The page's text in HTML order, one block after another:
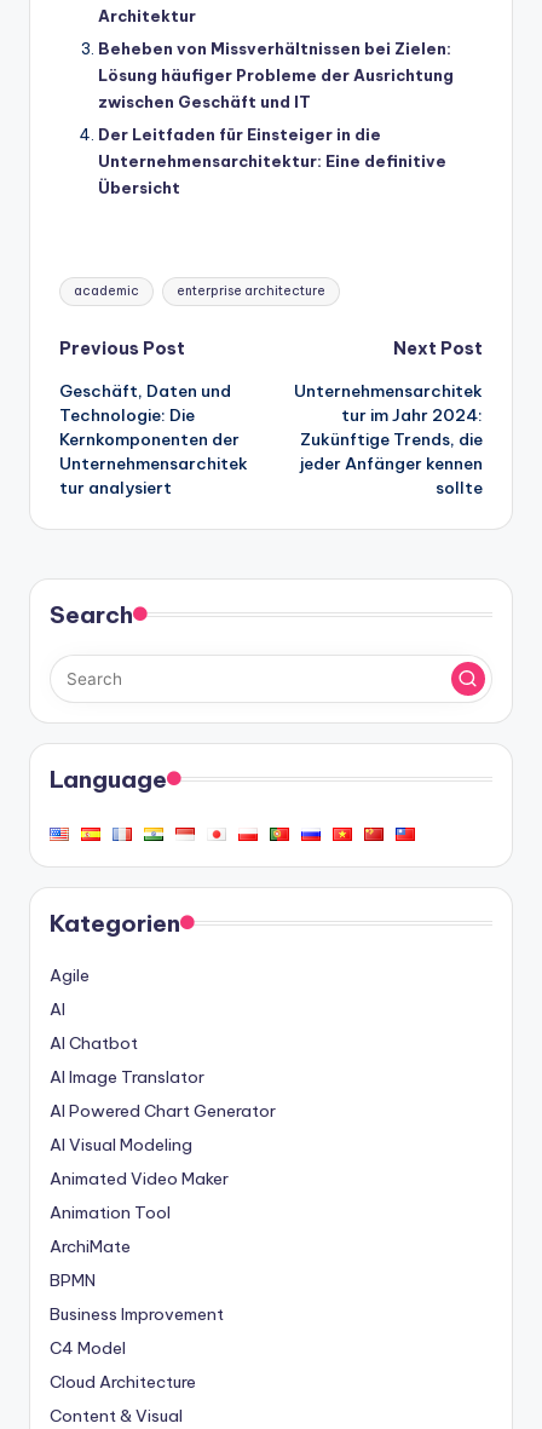
Architektur
Beheben von Missverhältnissen bei Zielen:
Lösung häufiger Probleme der Ausrichtung
zwischen Geschäft und IT
Der Leitfaden für Einsteiger in die
Unternehmensarchitektur: Eine definitive
Übersicht
Tags:
academic enterprise architecture
Post
navigation
Previous Post
Geschäft, Daten und
Technologie: Die
Kernkomponenten der
Unternehmensarchitek
tur analysiert
Next Post
Unternehmensarchitek
tur im Jahr 2024:
Zukünftige Trends, die
jeder Anfänger kennen
sollte
Search
Language
Kategorien
Agile
AI
AI Chatbot
AI Image Translator
AI Powered Chart Generator
AI Visual Modeling
Animated Video Maker
Animation Tool
ArchiMate
BPMN
Business Improvement
C4 Model
Cloud Architecture
Content & Visual